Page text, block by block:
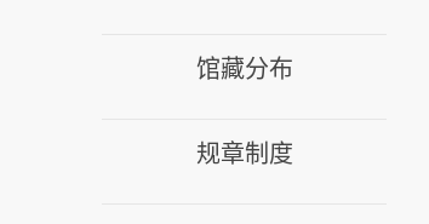
馆藏分布
规章制度